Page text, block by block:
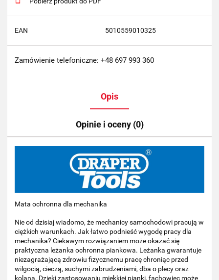
EAN 5010559010325
Zamówienie telefoniczne: +48 697 993 360
Opis
Opinie i oceny (0)
Mata ochronna dla mechanika
Nie od dzisiaj wiadomo, że mechanicy samochodowi pracują w
ciężkich warunkach. Jak łatwo podnieść wygodę pracy dla
mechanika? Ciekawym rozwiązaniem może okazać się
praktyczna leżanka ochronna piankowa. Leżanka gwarantuje
niezagrażającą zdrowiu fizycznemu pracę chroniąc przed
wilgocią, cieczą, suchymi zabrudzeniami, dba o plecy oraz
kolana. Dzięki zastosowaniu miękkiej pianki, fachowiec może